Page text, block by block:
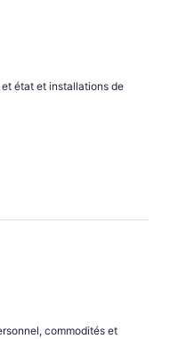
état et installations de
commodités et